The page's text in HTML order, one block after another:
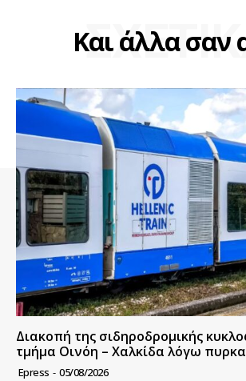
Και άλλα σαν
Διακοπή της σιδηροδρομικής
τμήμα Οινόη – Χαλκίδα λόγω
Epress - 05/08/2026